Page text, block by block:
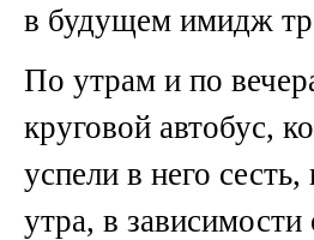
в будущем имидж
По утрам и по
круговой автобус,
успели в него
утра, в